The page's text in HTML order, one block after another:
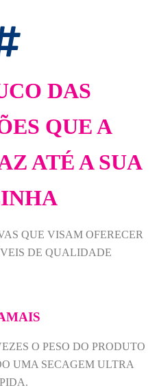
DAS
QUE A
ATÉ A SUA
QUE VISAM OFERECER
DE QUALIDADE
O PESO DO PRODUTO
UMA SECAGEM ULTRA